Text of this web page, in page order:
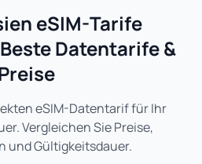
eSIM-Tarife
Datentarife &
eSIM-Datentarif für Ihr
Vergleichen Sie Preise,
und Gültigkeitsdauer.